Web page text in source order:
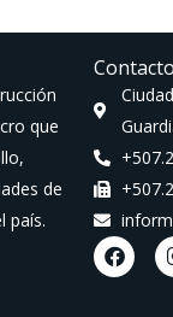
que
de
país.
Contacto
F
a
c